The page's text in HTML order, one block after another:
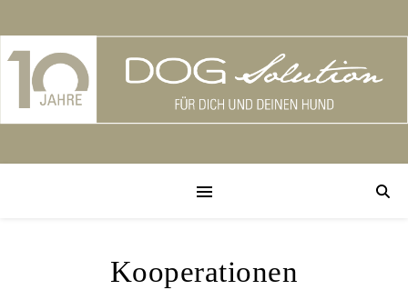
Kooperationen